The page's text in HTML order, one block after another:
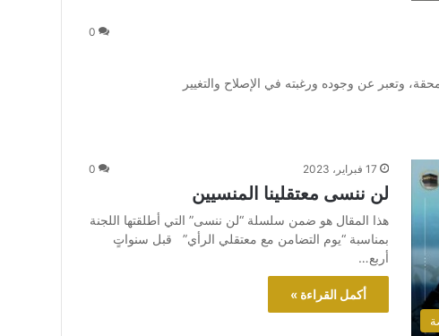
0
وتعبر عن وجوده ورغبته في الإصلاح والتغيير
17 فبراير، 2023 0
لن ننسى معتقلينا المنسيين
هذا المقال هو ضمن سلسلة “لن ننسى” التي أطلقتها اللجنة
بمناسبة “يوم التضامن مع معتقلي الرأي” قبل سنواتٍ
أربع…
أكمل القراءة »